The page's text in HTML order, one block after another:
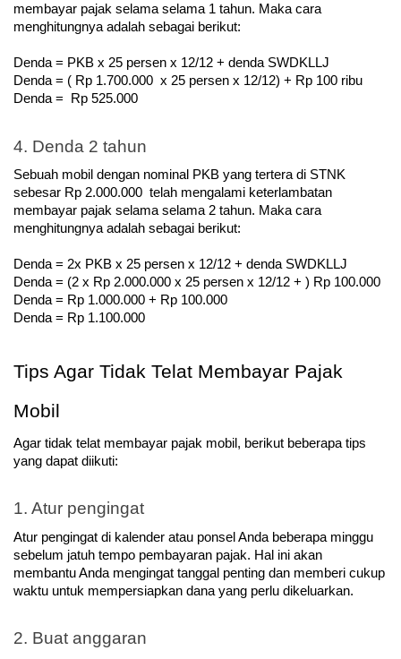
membayar pajak selama selama 1 tahun. Maka cara
menghitungnya adalah sebagai berikut:
Denda = PKB x 25 persen x 12/12 + denda SWDKLLJ
Denda = ( Rp 1.700.000  x 25 persen x 12/12) + Rp 100 ribu
Denda =  Rp 525.000
4. Denda 2 tahun
Sebuah mobil dengan nominal PKB yang tertera di STNK
sebesar Rp 2.000.000  telah mengalami keterlambatan
membayar pajak selama selama 2 tahun. Maka cara
menghitungnya adalah sebagai berikut:
Denda = 2x PKB x 25 persen x 12/12 + denda SWDKLLJ
Denda = (2 x Rp 2.000.000 x 25 persen x 12/12 + ) Rp 100.000
Denda = Rp 1.000.000 + Rp 100.000
Denda = Rp 1.100.000
Tips Agar Tidak Telat Membayar Pajak
Mobil
Agar tidak telat membayar pajak mobil, berikut beberapa tips
yang dapat diikuti:
1. Atur pengingat
Atur pengingat di kalender atau ponsel Anda beberapa minggu
sebelum jatuh tempo pembayaran pajak. Hal ini akan
membantu Anda mengingat tanggal penting dan memberi cukup
waktu untuk mempersiapkan dana yang perlu dikeluarkan.
2. Buat anggaran